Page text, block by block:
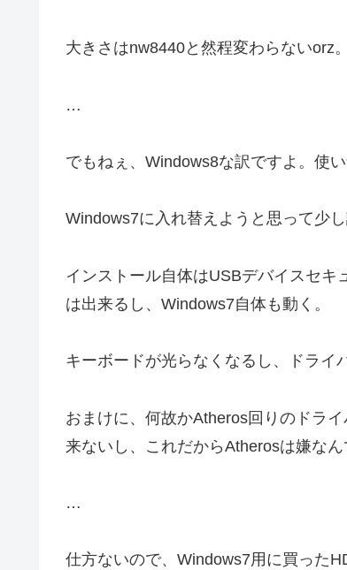
大きさはnw8440と然程変わらないorz。
…
でもねぇ、Windows8な訳ですよ。使
Windows7に入れ替えようと思って少し
インストール自体はUSBデバイスセ
は出来るし、Windows7自体も動く。
キーボードが光らなくなるし、ドライ
おまけに、何故かAtheros回りのドラ
来ないし、これだからAtherosは嫌なん
…
仕方ないので、Windows7用に買った